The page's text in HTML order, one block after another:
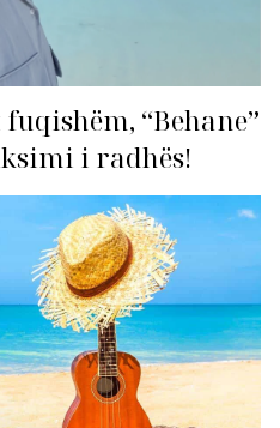
“Behane”
i radhës!